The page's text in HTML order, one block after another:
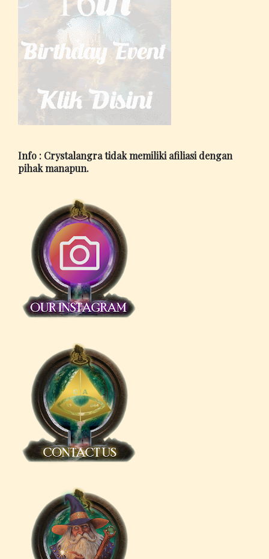
Info : Crystalangra tidak memiliki afiliasi dengan
pihak manapun.